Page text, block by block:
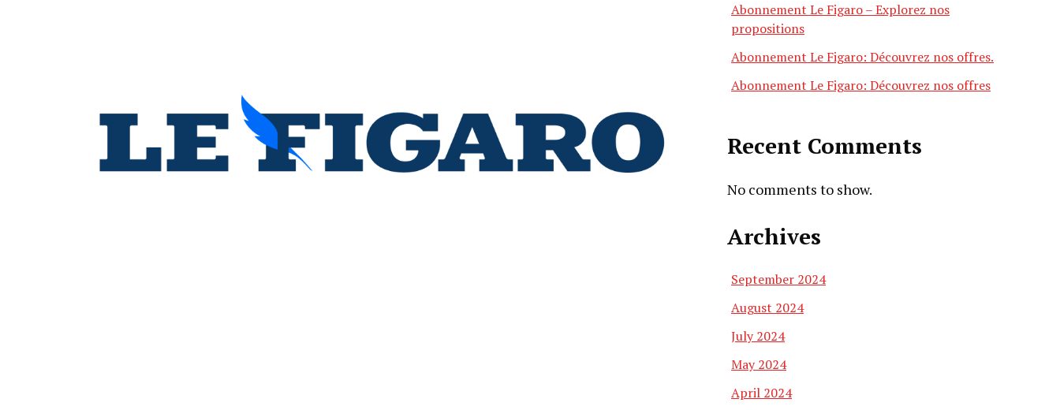
Abonnement Le Figaro – Explorez nos
propositions
Abonnement Le Figaro: Découvrez nos offres.
Abonnement Le Figaro: Découvrez nos offres
Recent Comments
No comments to show.
Archives
September 2024
August 2024
July 2024
May 2024
April 2024